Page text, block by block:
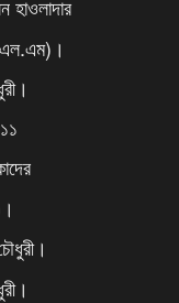
ফেরত পাঠান,
হাওলাদার